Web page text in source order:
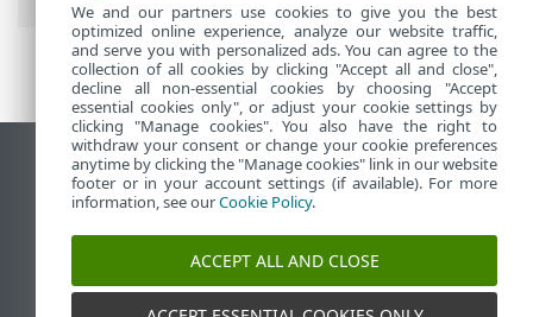
데스크톱 사이트 보기
End of Life
ESET 지식 베이스
ESET Status Portal
We and our partners use cookies to give you the best
optimized online experience, analyze our website traffic,
and serve you with personalized ads. You can agree to the
collection of all cookies by clicking "Accept all and close",
decline all non-essential cookies by choosing "Accept
essential cookies only", or adjust your cookie settings by
clicking "Manage cookies". You also have the right to
withdraw your consent or change your cookie preferences
anytime by clicking the "Manage cookies" link in our website
footer or in your account settings (if available). For more
information, see ourCookie Policy.
ACCEPT ALL AND CLOSE